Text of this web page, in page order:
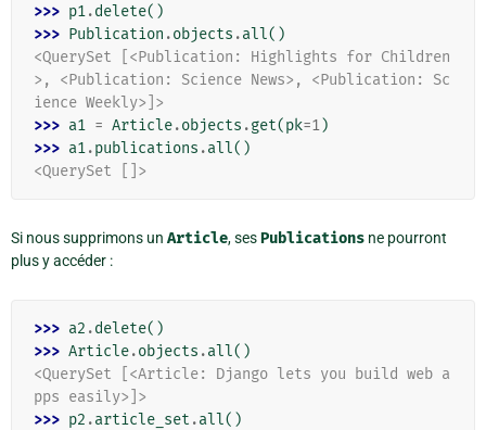
>>> p1.delete()
>>> Publication .objects .all()
<QuerySet [<Publication: Highlights for Children
>, <Publication: Science News>, <Publication: Sc
ience Weekly>]>
>>> a1 = Article.objects .get(pk=1)
>>> a1.publications .all()
<QuerySet []>
Si nous supprimons un Article, sesPublications ne pourront
plus y accéder :
>>> a2 .delete()
>>> Article.objects .all()
<QuerySet [<Article: Django lets you build web a
pps easily>]>
>>> p2 .article_set .all()